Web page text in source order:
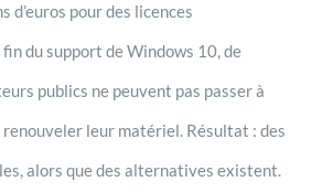
d’euros pour des licences
du support de Windows 10, de
publics ne peuvent pas passer à
leur matériel. Résultat : des
alors que des alternatives existent.